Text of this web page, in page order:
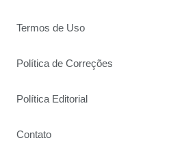
Termos de Uso
Política de Correções
Política Editorial
Contato